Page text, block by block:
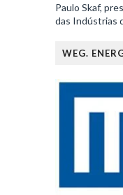
Paulo Skaf,
das Indústrias
WEG.